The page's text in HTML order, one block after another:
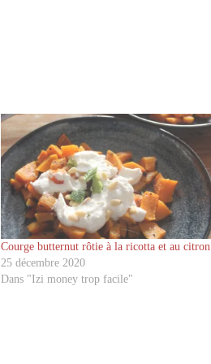
Courge butternut rôtie à la ricotta et au citron
25 décembre 2020
Dans "Izi money trop facile"